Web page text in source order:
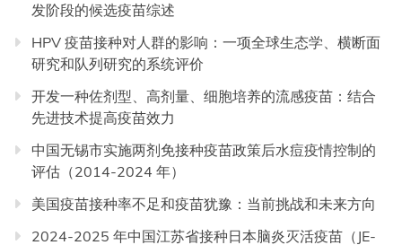
发阶段的候选疫苗综述
HPV 疫苗接种对人群的影响：一项全球生态学、横断面
研究和队列研究的系统评价
开发一种佐剂型、高剂量、细胞培养的流感疫苗：结合
先进技术提高疫苗效力
中国无锡市实施两剂免接种疫苗政策后水痘疫情控制的
评估（2014-2024 年）
美国疫苗接种率不足和疫苗犹豫：当前挑战和未来方向
2024-2025 年中国江苏省接种日本脑炎灭活疫苗（JE-